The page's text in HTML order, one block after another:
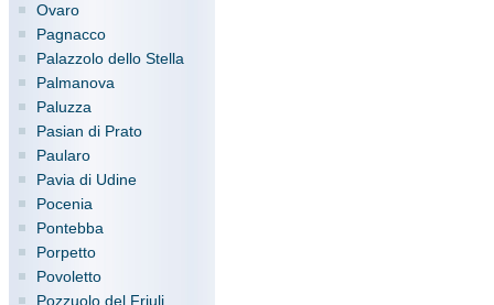
Ovaro
Pagnacco
Palazzolo dello Stella
Palmanova
Paluzza
Pasian di Prato
Paularo
Pavia di Udine
Pocenia
Pontebba
Porpetto
Povoletto
Pozzuolo del Friuli